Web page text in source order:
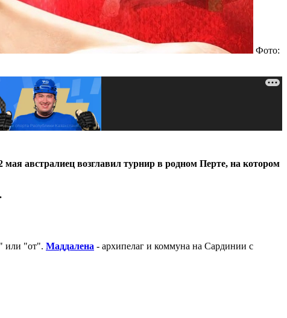
Фото:
австралиец возглавил турнир в родном Перте, на котором
или "от". Маддалена - архипелаг и коммуна на Сардинии с